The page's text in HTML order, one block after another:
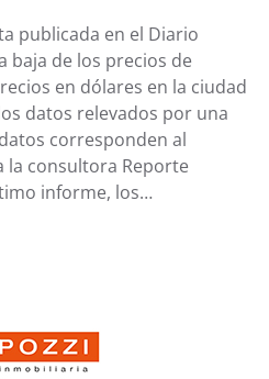
publicada en el Diario
baja de los precios de
en dólares en la ciudad
datos relevados por una
corresponden al
la consultora Reporte
informe, los…